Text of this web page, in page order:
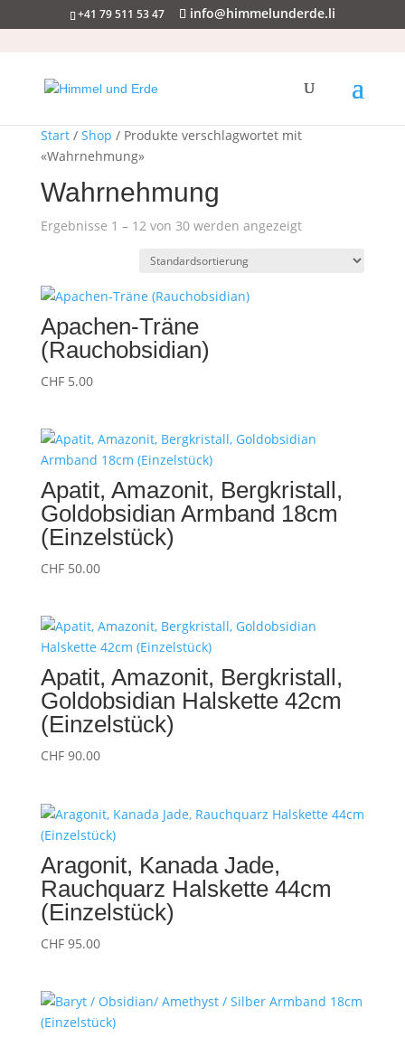
+41 79 511 53 47 info@himmelunderde.li
Start/ Shop / Produkte verschlagwortet mit
«Wahrnehmung»
Wahrnehmung
Ergebnisse 1 – 12 von 30 werden angezeigt
Apachen-Träne
(Rauchobsidian)
CHF5.00
Apatit, Amazonit, Bergkristall,
Goldobsidian Armband 18cm
(Einzelstück)
CHF50.00
Apatit, Amazonit, Bergkristall,
Goldobsidian Halskette 42cm
(Einzelstück)
CHF90.00
Aragonit, Kanada Jade,
Rauchquarz Halskette 44cm
(Einzelstück)
CHF95.00